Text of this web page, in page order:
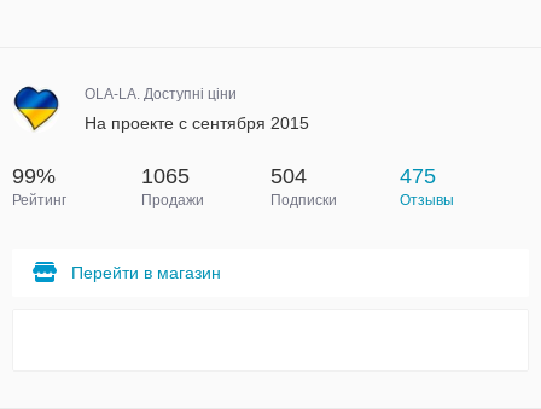
OLA-LA. Доступні ціни
На проекте с сентября 2015
99%
Рейтинг
1065
Продажи
504
Подписки
475
Отзывы
Перейти в магазин